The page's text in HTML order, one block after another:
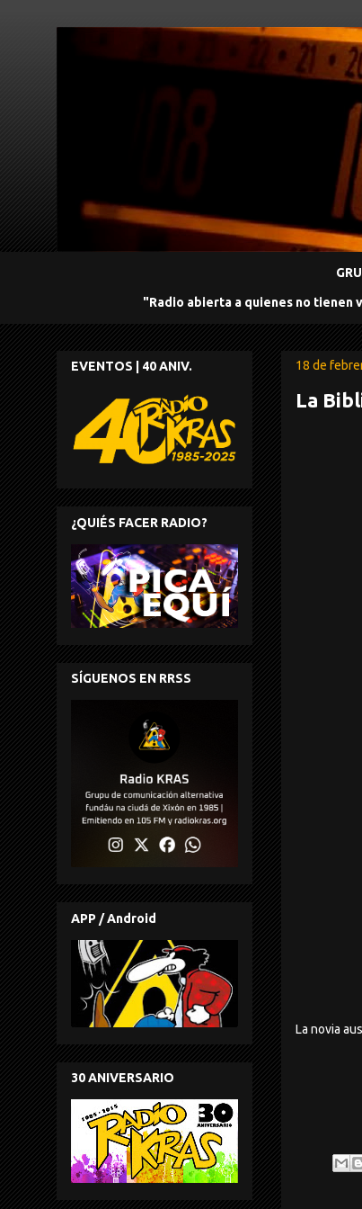
"Radio abierta a quienes no tienen
18 de
La
La novia
EVENTOS | 40 ANIV.
¿QUIÉS FACER RADIO?
SÍGUENOS EN RRSS
APP / Android
30 ANIVERSARIO